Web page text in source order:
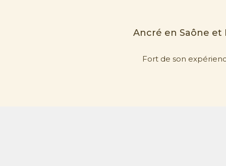
Ancré en Saône et
Fort de son